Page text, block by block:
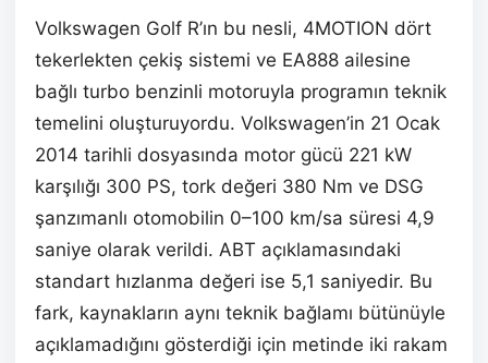
Volkswagen Golf R’ın bu nesli, 4MOTION dört
tekerlekten çekiş sistemi ve EA888 ailesine
bağlı turbo benzinli motoruyla programın teknik
temelini oluşturuyordu. Volkswagen’in 21 Ocak
2014 tarihli dosyasında motor gücü 221 kW
karşılığı 300 PS, tork değeri 380 Nm ve DSG
şanzımanlı otomobilin 0–100 km/sa süresi 4,9
saniye olarak verildi. ABT açıklamasındaki
standart hızlanma değeri ise 5,1 saniyedir. Bu
fark, kaynakların aynı teknik bağlamı bütünüyle
açıklamadığını gösterdiği için metinde iki rakam